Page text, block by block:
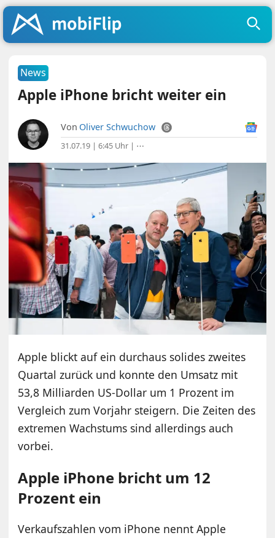
News
Apple iPhone bricht weiter ein
Von Oliver Schwuchow
31.07.19 | 6:45 Uhr | ⋯
Apple blickt auf ein durchaus solides zweites
Quartal zurück und konnte den Umsatz mit
53,8 Milliarden US-Dollar um 1 Prozent im
Vergleich zum Vorjahr steigern. Die Zeiten des
extremen Wachstums sind allerdings auch
vorbei.
Apple iPhone bricht um 12
Prozent ein
Verkaufszahlen vom iPhone nennt Apple